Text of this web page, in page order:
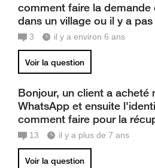
comment faire la demande
dans un village ou il y a
3 il y a environ 6 ans
Voir la question
Bonjour, un client a acheté
WhatsApp et ensuite
comment faire pour la
13 il y a plus de 7 ans
Voir la question